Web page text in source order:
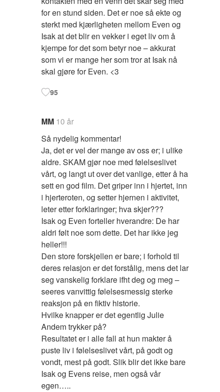
for en stund siden. Det er noe så ekte og
sterkt med kjærligheten mellom Even og
Isak at det blir en vekker i eget liv om å
kjempe for det som betyr noe – akkurat
som vi er mange her som tror at Isak nå
skal gjøre for Even. <3
95
MM 10 år
Så nydelig kommentar!
Ja, det er vel der mange av oss er; i ulike
aldre. SKAM gjør noe med følelseslivet
vårt, og langt ut over det vanlige, etter å ha
sett en god film. Det griper inn i hjertet, inn
i hjerteroten, og setter hjernen i aktivitet,
leter etter forklaringer; hva skjer???
Isak og Even forteller hverandre: De har
aldri følt noe som dette. Det har ikke jeg
heller!!!
Den store forskjellen er bare; i forhold til
deres relasjon er det forstålig, mens det lar
seg vanskelig forklare ifht deg og meg –
seeres vanvittig følelsesmessig sterke
reaksjon på en fiktiv historie.
Hvilke knapper er det egentlig Julie
Andem trykker på?
Resultatet er i alle fall at hun makter å
puste liv i følelseslivet vårt, på godt og
vondt, mest på godt. Slik blir det ikke bare
Isak og Evens reise, men også vår
egen…..